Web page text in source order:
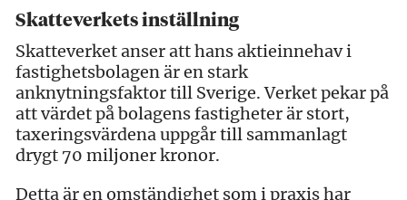
Skatteverkets inställning
Skatteverket anser att hans aktieinnehav i
fastighetsbolagen är en stark
anknytningsfaktor till Sverige. Verket pekar på
att värdet på bolagens fastigheter är stort,
taxeringsvärdena uppgår till sammanlagt
drygt 70 miljoner kronor.
Detta är en omständighet som i praxis har